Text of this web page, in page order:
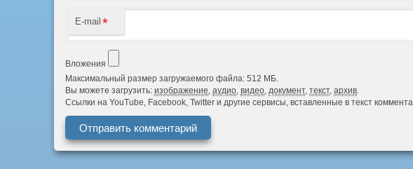
E-mail *
Вложения
Максимальный размер загружаемого файла: 512 МБ.
Вы можете загрузить: изображение, аудио, видео, документ, текст, архив.
Ссылки на YouTube, Facebook, Twitter и другие сервисы, вставленные в текст